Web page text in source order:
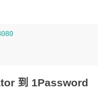
到 1Password